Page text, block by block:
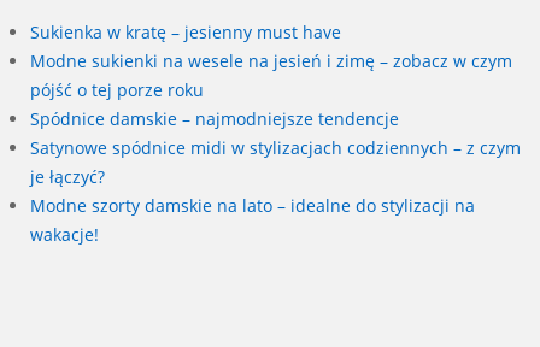
Sukienka w kratę – jesienny must have
Modne sukienki na wesele na jesień i zimę – zobacz w czym
pójść o tej porze roku
Spódnice damskie – najmodniejsze tendencje
Satynowe spódnice midi w stylizacjach codziennych – z czym
je łączyć?
Modne szorty damskie na lato – idealne do stylizacji na
wakacje!